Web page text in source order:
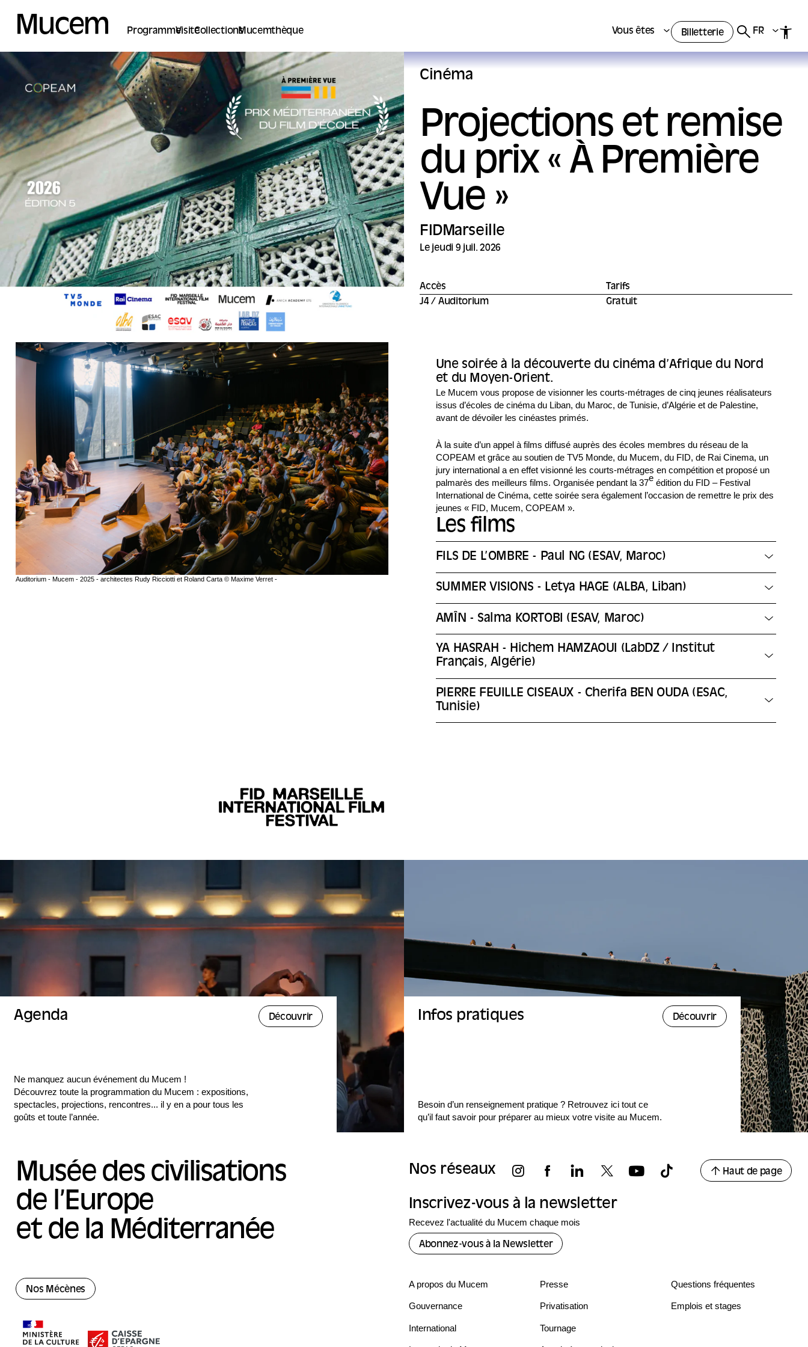
ProgrammeVisiteCollectionsMucemthèque Vous êtes Billetterie FR
Cinéma
Projections et remise
du prix « À Première
Vue »
FIDMarseille
Le jeudi 9 juil. 2026
Accès
J4 / Auditorium
Tarifs
Gratuit
Auditorium - Mucem - 2025 - architectes Rudy Ricciotti et Roland Carta © Maxime Verret -
Une soirée à la découverte du cinéma d’Afrique du Nord
et du Moyen-Orient.
Le Mucem vous propose de visionner les courts-métrages de cinq jeunes réalisateurs
issus d’écoles de cinéma du Liban, du Maroc, de Tunisie, d’Algérie et de Palestine,
avant de dévoiler les cinéastes primés.
À la suite d’un appel à films diffusé auprès des écoles membres du réseau de la
COPEAM et grâce au soutien de TV5 Monde, du Mucem, du FID, de Rai Cinema, un
jury international a en effet visionné les courts-métrages en compétition et proposé un
palmarès des meilleurs films. Organisée pendant la 37eédition du FID – Festival
International de Cinéma, cette soirée sera également l’occasion de remettre le prix des
jeunes « FID, Mucem, COPEAM ».
Les films
FILS DE L’OMBRE - Paul NG (ESAV, Maroc)
SUMMER VISIONS - Letya HAGE (ALBA, Liban)
AMÎN - Salma KORTOBI (ESAV, Maroc)
YA HASRAH - Hichem HAMZAOUI (LabDZ / Institut
Français, Algérie)
PIERRE FEUILLE CISEAUX - Cherifa BEN OUDA (ESAC,
Tunisie)
Agenda Découvrir
Ne manquez aucun événement du Mucem !
Découvrez toute la programmation du Mucem : expositions,
spectacles, projections, rencontres... il y en a pour tous les
goûts et toute l’année.
Infos pratiques Découvrir
Besoin d’un renseignement pratique ? Retrouvez ici tout ce
qu’il faut savoir pour préparer au mieux votre visite au Mucem.
Musée des civilisations
de l’Europe
et de la Méditerranée
Nos réseaux Haut de page
Inscrivez-vous à la newsletter
Recevez l'actualité du Mucem chaque mois
Abonnez-vous à la Newsletter
Nos Mécènes
A propos du Mucem
Gouvernance
International
Presse
Privatisation
Tournage
Questions fréquentes
Emplois et stages